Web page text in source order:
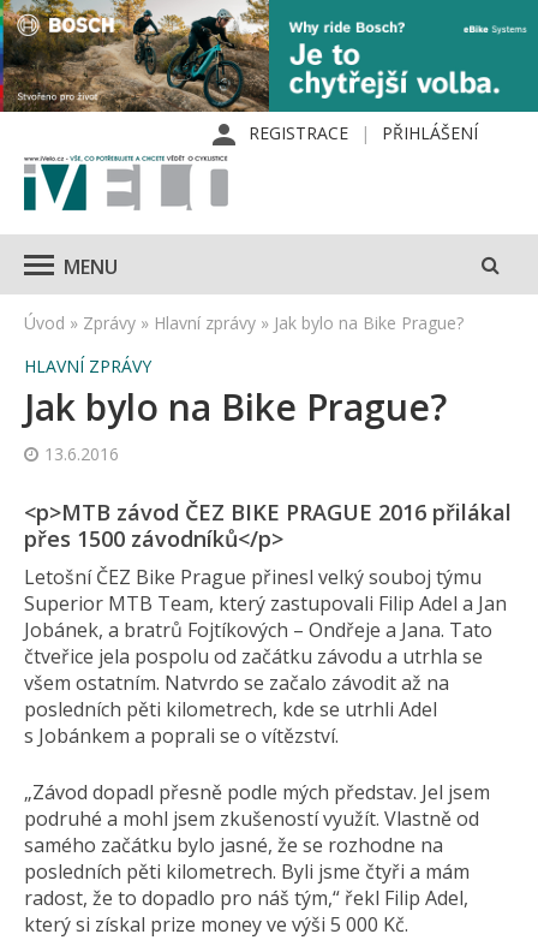
REGISTRACE PŘIHLÁŠENÍ
MENU
Úvod » Zprávy » Hlavní zprávy » Jak bylo na Bike Prague?
HLAVNÍ ZPRÁVY
Jak bylo na Bike Prague?
13.6.2016
<p>MTB závod ČEZ BIKE PRAGUE 2016 přilákal
přes 1500 závodníků</p>
Letošní ČEZ Bike Prague přinesl velký souboj týmu
Superior MTB Team, který zastupovali Filip Adel a Jan
Jobánek, a bratrů Fojtíkových – Ondřeje a Jana. Tato
čtveřice jela pospolu od začátku závodu a utrhla se
všem ostatním. Natvrdo se začalo závodit až na
posledních pěti kilometrech, kde se utrhli Adel
s Jobánkem a poprali se o vítězství.
„Závod dopadl přesně podle mých představ. Jel jsem
podruhé a mohl jsem zkušeností využít. Vlastně od
samého začátku bylo jasné, že se rozhodne na
posledních pěti kilometrech. Byli jsme čtyři a mám
radost, že to dopadlo pro náš tým,“ řekl Filip Adel,
který si získal prize money ve výši 5 000 Kč.